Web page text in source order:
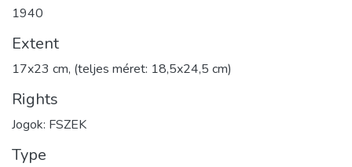
1940
Extent
17x23 cm, (teljes méret: 18,5x24,5 cm)
Rights
Jogok: FSZEK
Type